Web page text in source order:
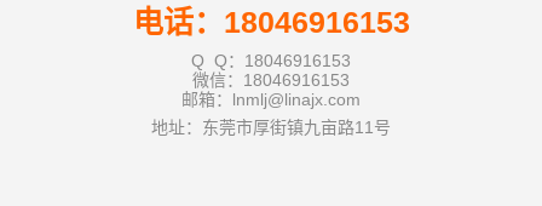
电话：18046916153
Q Q：18046916153
微信：18046916153
邮箱：lnmlj@linajx.com
地址：东莞市厚街镇九亩路11号